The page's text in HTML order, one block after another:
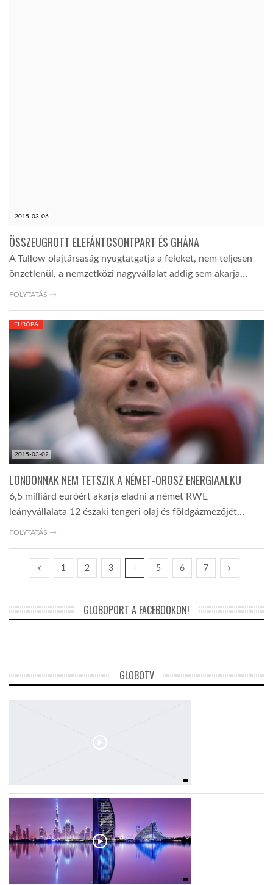
2015-03-06
ÖSSZEUGROTT ELEFÁNTCSONTPART ÉS GHÁNA
A Tullow olajtársaság nyugtatgatja a feleket, nem teljesen
önzetlenül, a nemzetközi nagyvállalat addig sem akarja…
FOLYTATÁS →
2015-03-02
EURÓPA
LONDONNAK NEM TETSZIK A NÉMET-OROSZ ENERGIAALKU
6,5 milliárd euróért akarja eladni a német RWE
leányvállalata 12 északi tengeri olaj és földgázmezőjét…
FOLYTATÁS →
1 2 3 5 6 7
GLOBOPORT A FACEBOOKON!
GLOBOTV